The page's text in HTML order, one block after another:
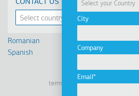
City
Company
Email
Français
Russian
Romanian
Spanish
CONTACT US
LinkedinFacebook
terms of use privacy policy